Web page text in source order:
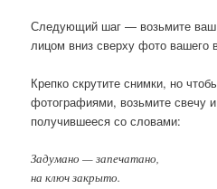
Следующий шаг — возьмите ваш
лицом вниз сверху фото вашего
Крепко скрутите снимки, но
фотографиями, возьмите свечу
получившееся со словами:
Задумано — запечатано,
на ключ закрыто.